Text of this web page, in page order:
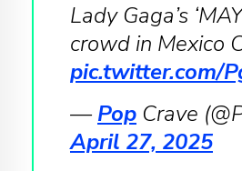
Lady Gaga’s
crowd in Mexico
pic.twitter.com/
—Pop Crave
April 27, 2025